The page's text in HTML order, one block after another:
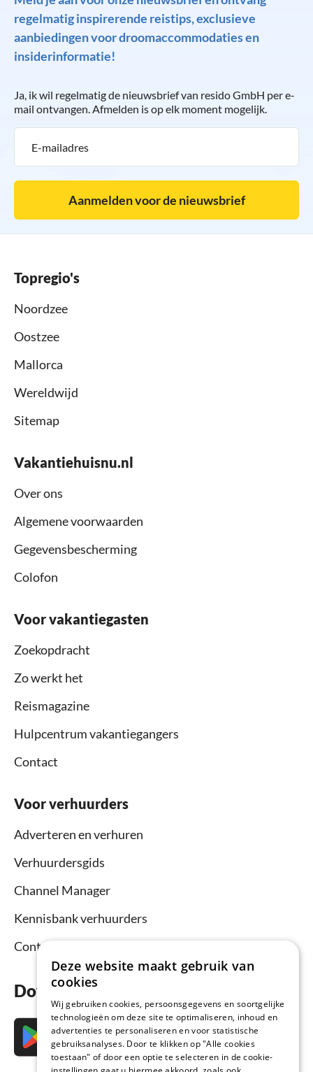
regelmatig inspirerende reistips, exclusieve
aanbiedingen voor droomaccommodaties en
insiderinformatie!
Ja, ik wil regelmatig de nieuwsbrief van resido GmbH per e-
mail ontvangen. Afmelden is op elk moment mogelijk.
Aanmelden voor de nieuwsbrief
Topregio's
Noordzee
Oostzee
Mallorca
Wereldwijd
Sitemap
Vakantiehuisnu.nl
Over ons
Algemene voorwaarden
Gegevensbescherming
Colofon
Voor vakantiegasten
Zoekopdracht
Zo werkt het
Reismagazine
Hulpcentrum vakantiegangers
Contact
Voor verhuurders
Adverteren en verhuren
Verhuurdersgids
Channel Manager
Kennisbank verhuurders
Contact
Download nu de app
Deze website maakt gebruik van
cookies
Wij gebruiken cookies, persoonsgegevens en soortgelijke
technologieën om deze site te optimaliseren, inhoud en
advertenties te personaliseren en voor statistische
gebruiksanalyses. Door te klikken op "Alle cookies
toestaan" of door een optie te selecteren in de cookie-